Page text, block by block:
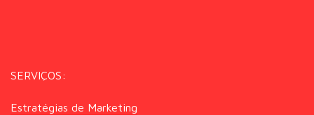
SERVIÇOS:
Estratégias de Marketing